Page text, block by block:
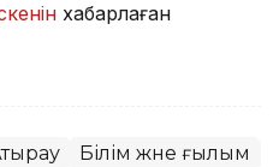
хабарлаған
Білім және ғылым